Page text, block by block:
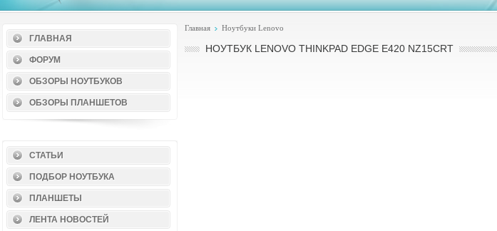
ГЛАВНАЯ
ФОРУМ
ОБЗОРЫ НОУТБУКОВ
ОБЗОРЫ ПЛАНШЕТОВ
СТАТЬИ
ПОДБОР НОУТБУКА
ПЛАНШЕТЫ
ЛЕНТА НОВОСТЕЙ
Главная Ноутбуки Lenovo
НОУТБУК LENOVO THINKPAD EDGE E420 NZ15CRT